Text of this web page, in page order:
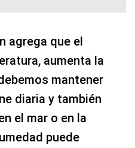
agrega que el
aumenta la
mantener
diaria y también
el mar o en la
puede